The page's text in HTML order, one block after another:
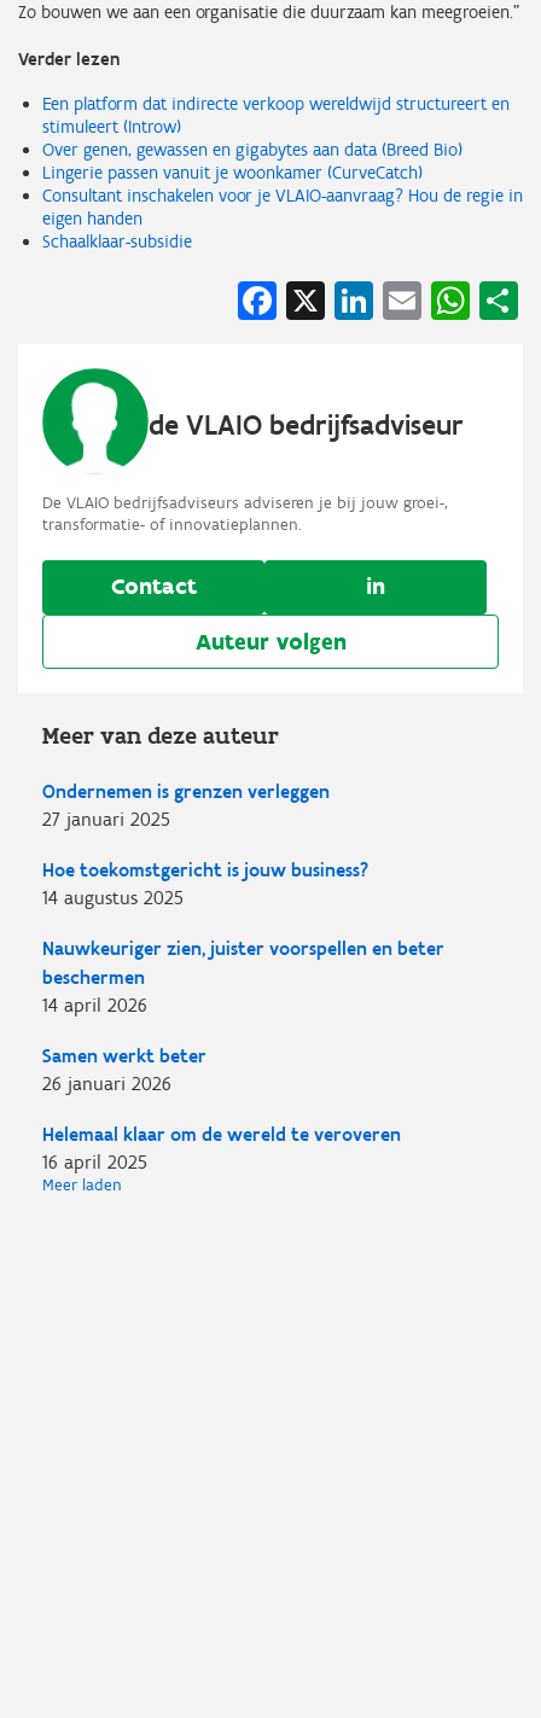
Zo bouwen we aan een organisatie die duurzaam kan meegroeien."
Verder lezen
Een platform dat indirecte verkoop wereldwijd structureert en
stimuleert (Introw)
Over genen, gewassen en gigabytes aan data (Breed Bio)
Lingerie passen vanuit je woonkamer (CurveCatch)
Consultant inschakelen voor je VLAIO-aanvraag? Hou de regie in
eigen handen
Schaalklaar-subsidie
Facebook
X LinkedIn
Email
de VLAIO bedrijfsadviseur
De VLAIO bedrijfsadviseurs adviseren je bij jouw groei-,
transformatie- of innovatieplannen.
Contact
in
Auteur volgen
Meer van deze auteur
Ondernemen is grenzen verleggen
27 januari 2025
Hoe toekomstgericht is jouw business?
14 augustus 2025
Nauwkeuriger zien, juister voorspellen en beter
beschermen
14 april 2026
Samen werkt beter
26 januari 2026
Helemaal klaar om de wereld te veroveren
16 april 2025
Meer laden